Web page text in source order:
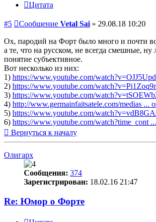
Цитата
#5 Сообщение Vetal Sai » 29.08.18 10:20
Ох, пародий на Форт было много и почти
а те, что на русском, не всегда смешные,
понятие субъективное.
Вот несколько из них:
1) https://www.youtube.com/
2) https://www.youtube.com/
3) https://www.youtube.com/
4) http://www.germainfaitsatele.com/medias ...
5) https://www.youtube.com/
6) https://www.youtube.com/watch?time_cont
Вернуться к началу
Олигарх
Сообщения: 374
Зарегистрирован: 18.02.16 21:47
Re: Юмор о Форте